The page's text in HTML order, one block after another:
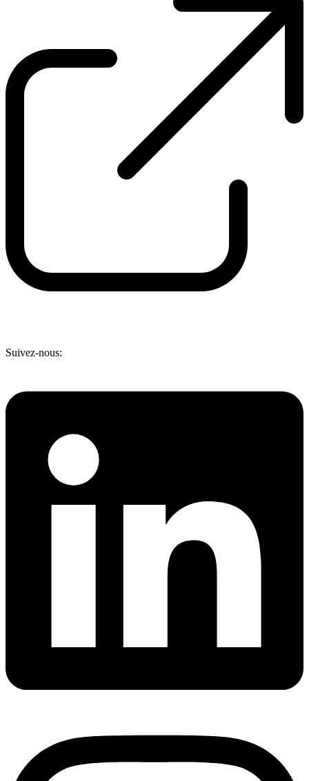
Suivez-nous: